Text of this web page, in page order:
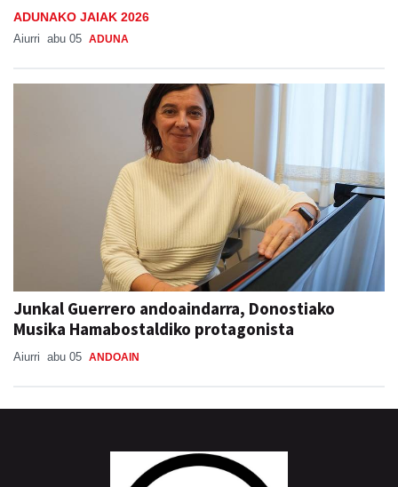
ADUNAKO JAIAK 2026
Aiurri abu 05 ADUNA
Junkal Guerrero andoaindarra, Donostiako
Musika Hamabostaldiko protagonista
Aiurri abu 05 ANDOAIN